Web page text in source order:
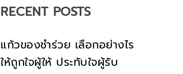
RECENT POSTS
แก้วของชำร่วย เลือกอย่างไร
ให้ถูกใจผู้ให้ ประทับใจผู้รับ